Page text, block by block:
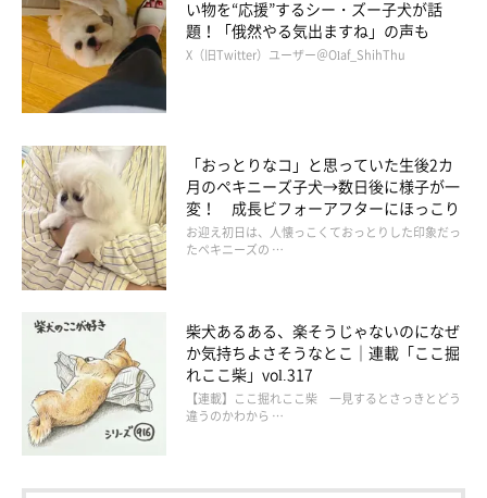
い物を“応援”するシー・ズー子犬が話
題！「俄然やる気出ますね」の声も
X（旧Twitter）ユーザー＠Olaf_ShihThu
「おっとりなコ」と思っていた生後2カ
月のペキニーズ子犬→数日後に様子が一
変！ 成長ビフォーアフターにほっこり
お迎え初日は、人懐っこくておっとりした印象だっ
たペキニーズの …
柴犬あるある、楽そうじゃないのになぜ
か気持ちよさそうなとこ｜連載「ここ掘
れここ柴」vol.317
【連載】ここ掘れここ柴 一見するとさっきとどう
違うのかわから …